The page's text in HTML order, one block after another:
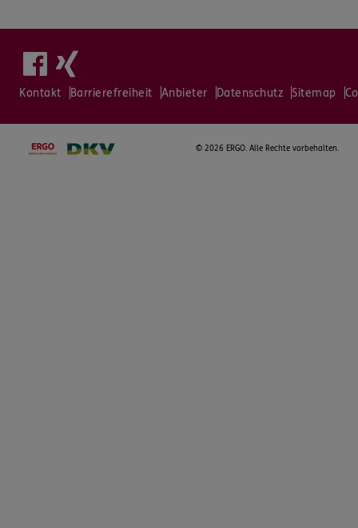
Kontakt Barrierefreiheit Anbieter Datenschutz Sitemap
© 2026 ERGO. Alle Rechte vorbehalten.